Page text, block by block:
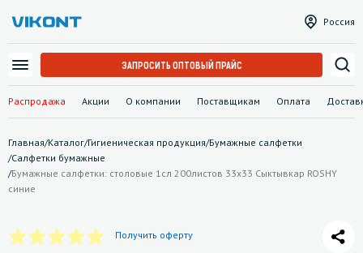
Распродажа Акции О компании Поставщикам Оплата
Россия
ЗАПРОСИТЬ ОПТОВЫЙ ПРАЙС
Главная/Каталог/Гигиеническая продукция/Бумажные салфетки
/Салфетки бумажные
/Бумажные салфетки: столовые 1сл 200листов 33х33 Сыктывкар ROSHY
синие
Получить оферту